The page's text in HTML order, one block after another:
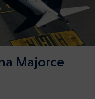
Majorce